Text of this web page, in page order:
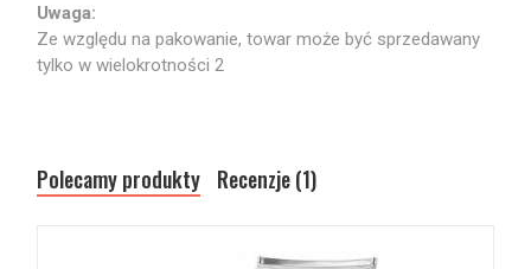
Uwaga:
Ze względu na pakowanie, towar może być sprzedawany
tylko w wielokrotności 2
Polecamy produkty Recenzje (1)